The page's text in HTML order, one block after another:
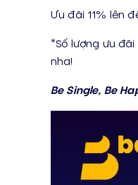
Ưu đãi 11% lên
*Số lượng ưu
nha!
Be Single, Be